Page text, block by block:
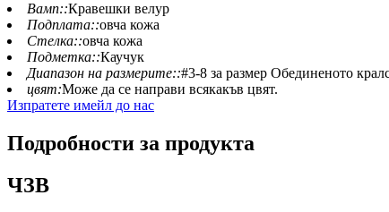
Вамп::Кравешки велур
Подплата::овча кожа
Стелка::овча кожа
Подметка::Каучук
Диапазон на размерите::#3-8 за размер Обединеното
цвят:Може да се направи всякакъв цвят.
Изпратете имейл до нас
Подробности за продукта
ЧЗВ